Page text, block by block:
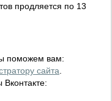
продляется по 13
поможем вам:
сайта